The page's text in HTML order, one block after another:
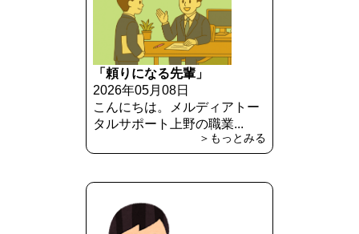
「頼りになる先輩」
2026年05月08日
こんにちは。メルディアトー
タルサポート上野の職業...
＞もっとみる